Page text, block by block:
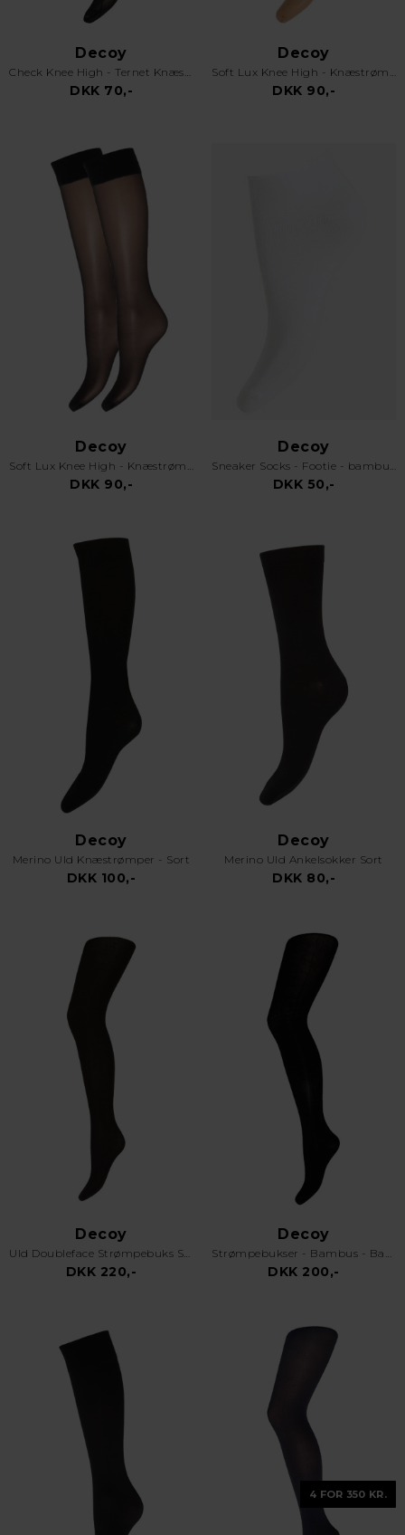
Decoy
Check Knee High - Ternet Knæstrømpe - Black
DKK 70,-
Decoy
Soft Lux Knee High - Knæstrømper 15 Denier - 2pk - Sand
DKK 90,-
Decoy
Soft Lux Knee High - Knæstrømper 15 Denier - 2pk - Sort
DKK 90,-
Decoy
Sneaker Socks - Footie - bambus - Hvid
DKK 50,-
Decoy
Merino Uld Knæstrømper - Sort
DKK 100,-
Decoy
Merino Uld Ankelsokker Sort
DKK 80,-
Decoy
Uld Doubleface Strømpebuks Sort
DKK 220,-
Decoy
Strømpebukser - Bambus - Bamboo Tights - Sort
DKK 200,-
4 FOR 350 KR.